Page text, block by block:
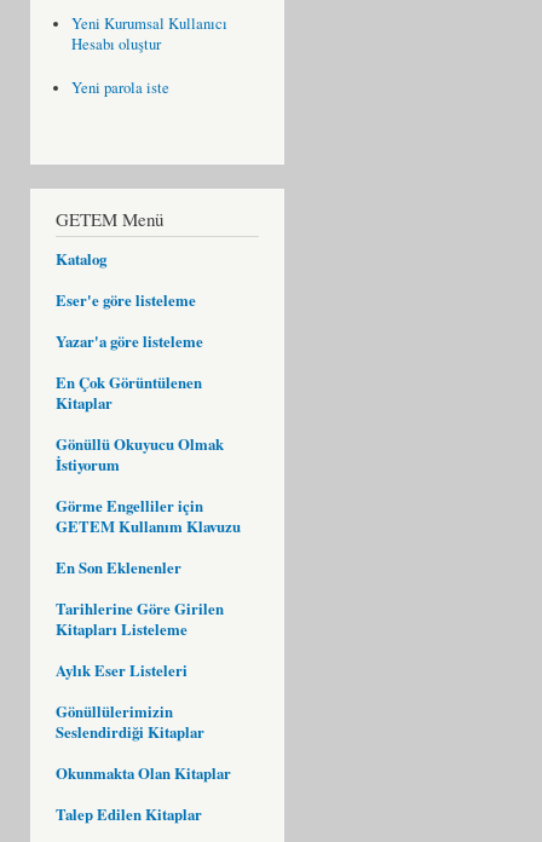
Yeni Kurumsal Kullanıcı
Hesabı oluştur
Yeni parola iste
GETEM Menü
Katalog
Eser'e göre listeleme
Yazar'a göre listeleme
En Çok Görüntülenen
Kitaplar
Gönüllü Okuyucu Olmak
İstiyorum
Görme Engelliler için
GETEM Kullanım Klavuzu
En Son Eklenenler
Tarihlerine Göre Girilen
Kitapları Listeleme
Aylık Eser Listeleri
Gönüllülerimizin
Seslendirdiği Kitaplar
Okunmakta Olan Kitaplar
Talep Edilen Kitaplar